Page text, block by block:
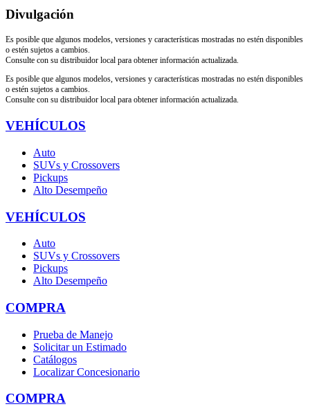
Divulgación
Es posible que algunos modelos, versiones y características mostradas no estén disponibles
o estén sujetos a cambios.
Consulte con su distribuidor local para obtener información actualizada.
Es posible que algunos modelos, versiones y características mostradas no estén disponibles
o estén sujetos a cambios.
Consulte con su distribuidor local para obtener información actualizada.
VEHÍCULOS
Auto
SUVs y Crossovers
Pickups
Alto Desempeño
VEHÍCULOS
Auto
SUVs y Crossovers
Pickups
Alto Desempeño
COMPRA
Prueba de Manejo
Solicitar un Estimado
Catálogos
Localizar Concesionario
COMPRA